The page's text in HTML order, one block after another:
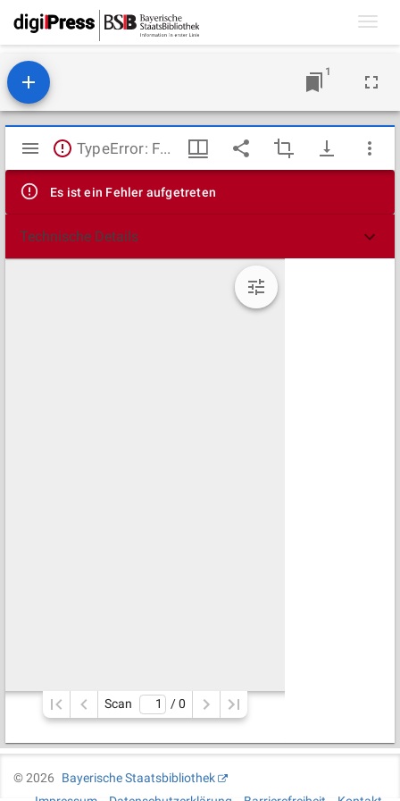
1
Mirador
Viewer
TypeError: Failed to fetch
Es ist ein Fehler aufgetreten
Technische Details
Scan / 0
©2026
Bayerische Staatsbibliothek